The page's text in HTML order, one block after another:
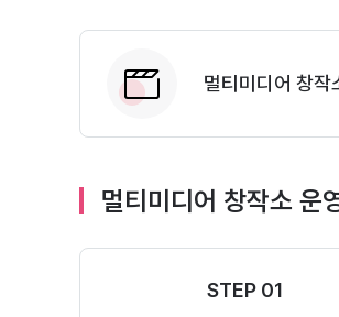
멀티미디어 창작
멀티미디어 창작소 운
STEP 01